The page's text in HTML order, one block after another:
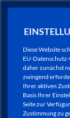
Diese Website
EU-
daher zunächst
zwingend
Ihrer aktiven
Basis Ihrer
Seite zur
Zustimmung zu